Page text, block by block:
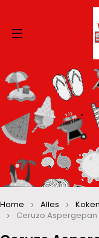
Home Alles
Ceruzo Aspergepan